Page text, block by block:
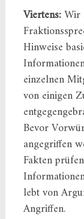
Viertens:Wir
Hinweise
einzelnen
von einigen
Bevor
angegriffen
Fakten
lebt von
Angriffen.